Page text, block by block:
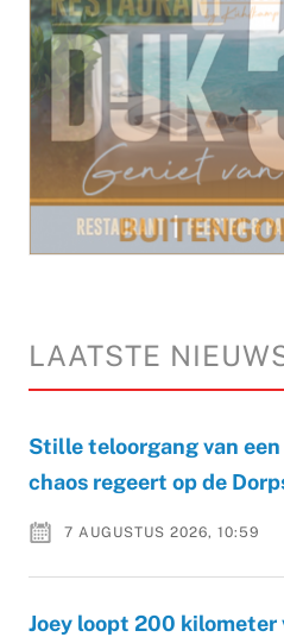
LAATSTE
Stille teloorgang van
chaos regeert op de
7 AUGUSTUS 2026, 10:59
Joey loopt 200